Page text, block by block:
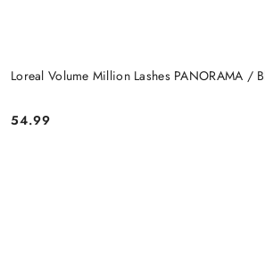
Loreal Volume Million Lashes PANORAMA /
Cena:
54.99